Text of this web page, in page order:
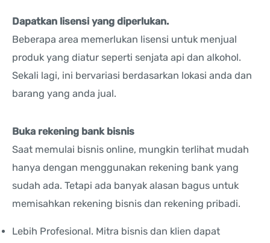
Dapatkan lisensi yang diperlukan.
Beberapa area memerlukan lisensi untuk menjual
produk yang diatur seperti senjata api dan alkohol.
Sekali lagi, ini bervariasi berdasarkan lokasi anda dan
barang yang anda jual.
Buka rekening bank bisnis
Saat memulai bisnis online, mungkin terlihat mudah
hanya dengan menggunakan rekening bank yang
sudah ada. Tetapi ada banyak alasan bagus untuk
memisahkan rekening bisnis dan rekening pribadi.
Lebih Profesional. Mitra bisnis dan klien dapat